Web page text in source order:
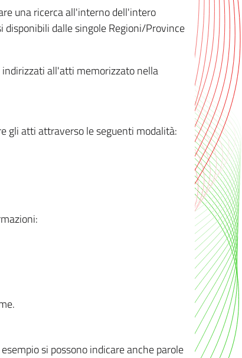
una ricerca all'interno dell'intero
dalle singole Regioni/Province
indirizzati all'atti memorizzato nella
gli atti attraverso le seguenti modalità:
si possono indicare anche parole